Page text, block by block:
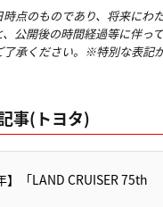
点のものであり、将来にわ
公開後の時間経過等に伴っ
了承ください。※特別な表記
事(トヨタ)
】「LAND CRUISER 75th